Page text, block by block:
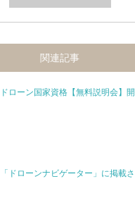
関連記事
ドローン国家資格【無料説明会】
「ドローンナビゲーター」に掲載